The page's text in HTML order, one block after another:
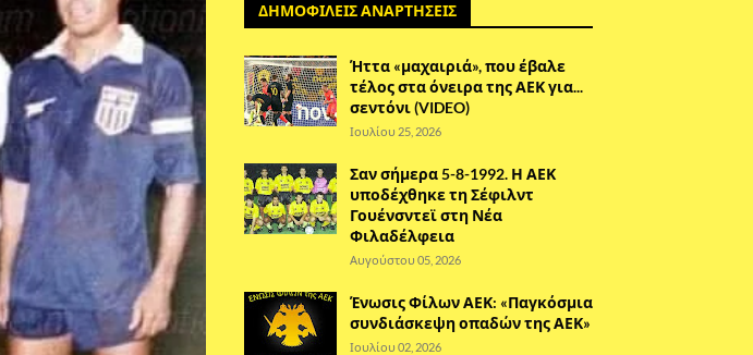
ΔΗΜΟΦΙΛΕΙΣ ΑΝΑΡΤΗΣΕΙΣ
Ήττα «μαχαιριά», που έβαλε
τέλος στα όνειρα της ΑΕΚ για...
σεντόνι (VIDEO)
Ιουλίου 25, 2026
Σαν σήμερα 5-8-1992. Η ΑΕΚ
υποδέχθηκε τη Σέφιλντ
Γουένσντεϊ στη Νέα
Φιλαδέλφεια
Αυγούστου 05, 2026
Ένωσις Φίλων ΑΕΚ: «Παγκόσμια
συνδιάσκεψη οπαδών της ΑΕΚ»
Ιουλίου 02, 2026